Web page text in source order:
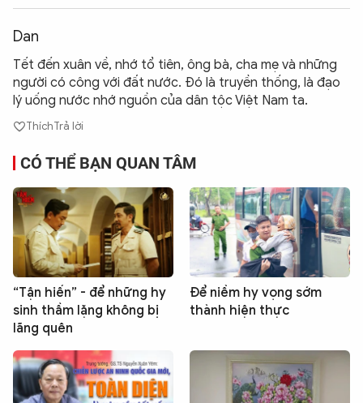
Dan
Tết đến xuân về, nhớ tổ tiên, ông bà, cha mẹ và những
người có công với đất nước. Đó là truyền thống, là đạo
lý uống nước nhớ nguồn của dân tộc Việt Nam ta.
ThíchTrả lời
CÓ THỂ BẠN QUAN TÂM
“Tận hiến” - để những hy
sinh thầm lặng không bị
lãng quên
Để niềm hy vọng sớm
thành hiện thực